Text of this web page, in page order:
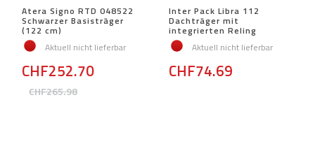
Atera Signo RTD 048522
Schwarzer Basisträger
(122 cm)
Aktuell nicht lieferbar
CHF265.98
CHF252.70
Inter Pack Libra 112
Dachträger mit
integrierten Reling
Aktuell nicht lieferbar
CHF74.69